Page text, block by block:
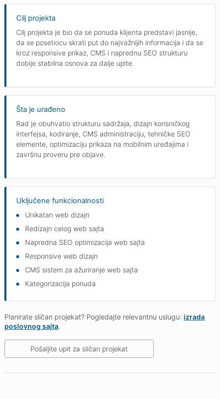
Cilj projekta
Cilj projekta je bio da se ponuda klijenta predstavi jasnije,
da se posetiocu skrati put do najvažnijih informacija i da se
kroz responsive prikaz, CMS i naprednu SEO strukturu
dobije stabilna osnova za dalje upite.
Šta je urađeno
Rad je obuhvatio strukturu sadržaja, dizajn korisničkog
interfejsa, kodiranje, CMS administraciju, tehničke SEO
elemente, optimizaciju prikaza na mobilnim uređajima i
završnu proveru pre objave.
Uključene funkcionalnosti
Unikatan web dizajn
Redizajn celog web sajta
Napredna SEO optimizacija web sajta
Responsive web dizajn
CMS sistem za ažuriranje web sajta
Kategorizacija ponuda
Planirate sličan projekat? Pogledajte relevantnu uslugu: izrada
poslovnog sajta.
Pošaljite upit za sličan projekat